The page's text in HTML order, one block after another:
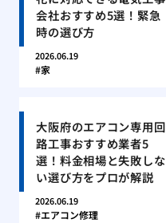
会社おすすめ5選！緊急
時の選び方
2026.06.19
家
大阪府のエアコン専用回
路工事おすすめ業者5
選！料金相場と失敗しな
い選び方をプロが解説
2026.06.19
エアコン修理